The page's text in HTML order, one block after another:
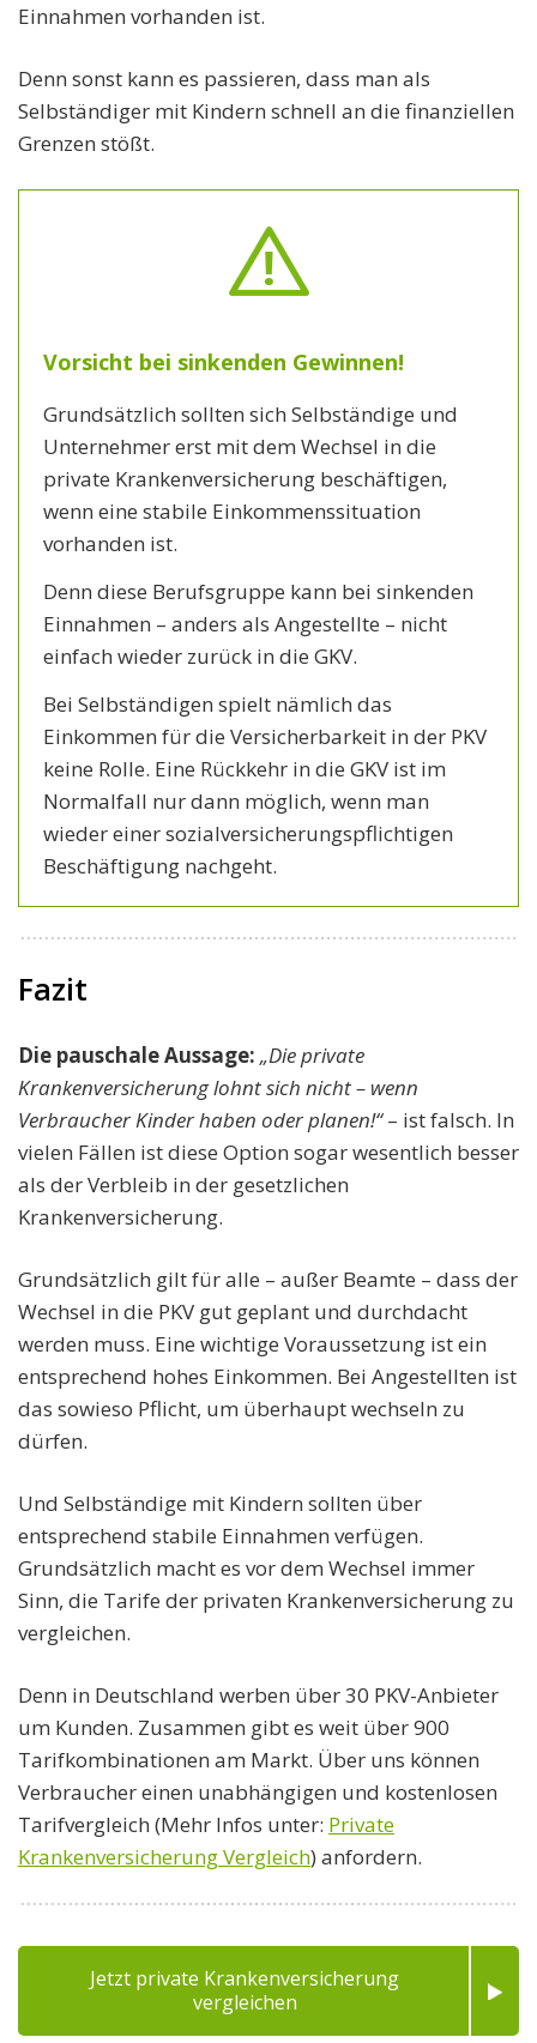
Einnahmen vorhanden ist.
Denn sonst kann es passieren, dass man als
Selbständiger mit Kindern schnell an die finanziellen
Grenzen stößt.
Vorsicht bei sinkenden Gewinnen!
Grundsätzlich sollten sich Selbständige und
Unternehmer erst mit dem Wechsel in die
private Krankenversicherung beschäftigen,
wenn eine stabile Einkommenssituation
vorhanden ist.
Denn diese Berufsgruppe kann bei sinkenden
Einnahmen – anders als Angestellte – nicht
einfach wieder zurück in die GKV.
Bei Selbständigen spielt nämlich das
Einkommen für die Versicherbarkeit in der PKV
keine Rolle. Eine Rückkehr in die GKV ist im
Normalfall nur dann möglich, wenn man
wieder einer sozialversicherungspflichtigen
Beschäftigung nachgeht.
Fazit
Die pauschale Aussage: „Die private
Krankenversicherung lohnt sich nicht – wenn
Verbraucher Kinder haben oder planen!“– ist falsch. In
vielen Fällen ist diese Option sogar wesentlich besser
als der Verbleib in der gesetzlichen
Krankenversicherung.
Grundsätzlich gilt für alle – außer Beamte – dass der
Wechsel in die PKV gut geplant und durchdacht
werden muss. Eine wichtige Voraussetzung ist ein
entsprechend hohes Einkommen. Bei Angestellten ist
das sowieso Pflicht, um überhaupt wechseln zu
dürfen.
Und Selbständige mit Kindern sollten über
entsprechend stabile Einnahmen verfügen.
Grundsätzlich macht es vor dem Wechsel immer
Sinn, die Tarife der privaten Krankenversicherung zu
vergleichen.
Denn in Deutschland werben über 30 PKV-Anbieter
um Kunden. Zusammen gibt es weit über 900
Tarifkombinationen am Markt. Über uns können
Verbraucher einen unabhängigen und kostenlosen
Tarifvergleich (Mehr Infos unter: Private
Krankenversicherung Vergleich) anfordern.
Jetzt private Krankenversicherung
vergleichen